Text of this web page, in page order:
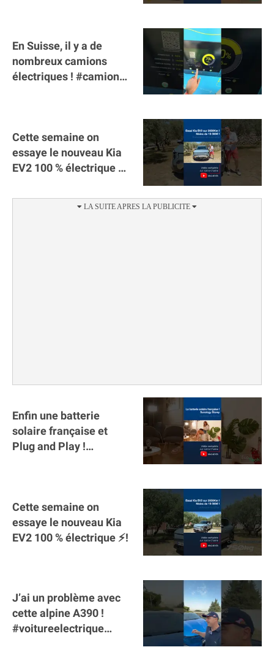
En Suisse, il y a de
nombreux camions
électriques ! #camion
Cette semaine on
essaye le nouveau Kia
EV2 100 % électrique ⚡️!
autonomie.
Enfin une batterie
solaire française et
Plug and Play !
Cette semaine on
essaye le nouveau Kia
EV2 100 % électrique ⚡️!
J’ai un problème avec
cette alpine A390 !
#voitureelectrique